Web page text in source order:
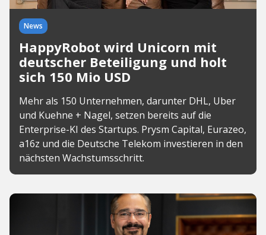
News
HappyRobot wird Unicorn mit
deutscher Beteiligung und holt
sich 150 Mio USD
Mehr als 150 Unternehmen, darunter DHL, Uber
und Kuehne + Nagel, setzen bereits auf die
Enterprise-KI des Startups. Prysm Capital, Eurazeo,
a16z und die Deutsche Telekom investieren in den
nächsten Wachstumsschritt.